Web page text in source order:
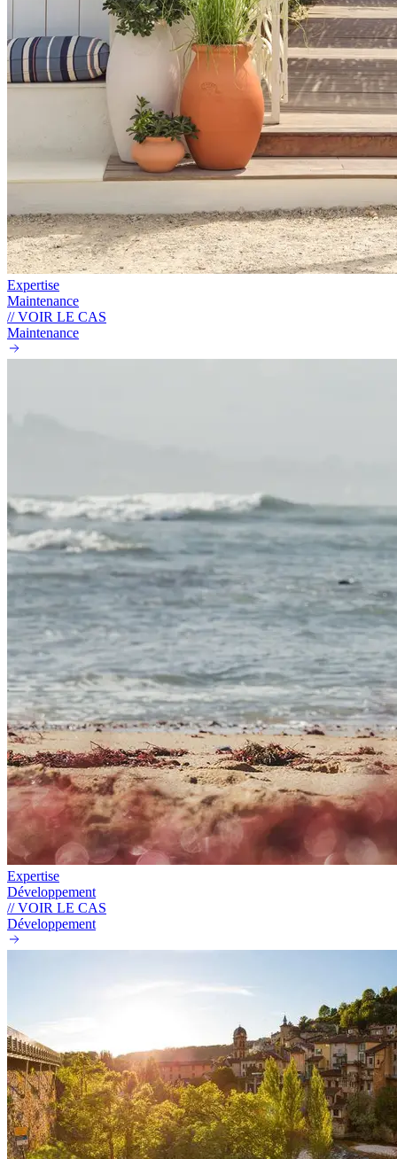
Expertise
Maintenance
// VOIR LE CAS
Maintenance
Expertise
Développement
// VOIR LE CAS
Développement